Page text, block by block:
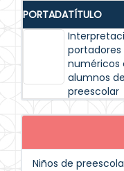
PORTADATÍTULO
portadores
numéricos
alumnos de
preescolar
Niños de